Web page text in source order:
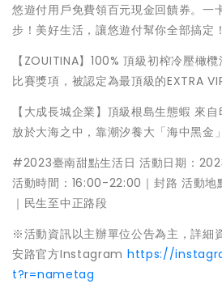
悠遊付用戶免費領百元現金回饋券。一
步！美好生活，讓悠遊付幫你全部搞定！
【ZOUITINA】100% 頂級初榨冷壓橄
比賽獎項，被認定為最頂級的EXTRA
【大成長城企業】頂級根島生態蝦 來
放於大海之中，靠潮汐養大「海中黑金
#2023臺南甜點生活日 活動日期：
活動時間：16:00-22:00｜封路 活動地
｜民生至中正路段
※活動資訊以主辦單位公告為主，詳細
安路官方Instagram https://
t?r=nametag